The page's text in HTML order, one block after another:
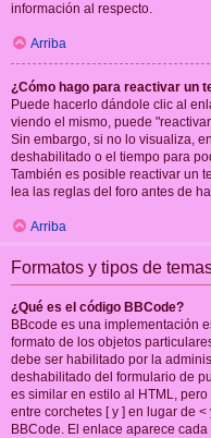
información al respecto.
Arriba
¿Cómo hago para reactivar un
Puede hacerlo dándole clic al
viendo el mismo, puede
Sin embargo, si no lo visualiza,
deshabilitado o el tiempo para
También es posible reactivar un
lea las reglas del foro antes de
Arriba
Formatos y tipos de
¿Qué es el código BBCode?
BBcode es una implementación
formato de los objetos
debe ser habilitado por la
deshabilitado del formulario de
es similar en estilo al HTML,
entre corchetes [ y ] en lugar de
BBCode. El enlace aparece